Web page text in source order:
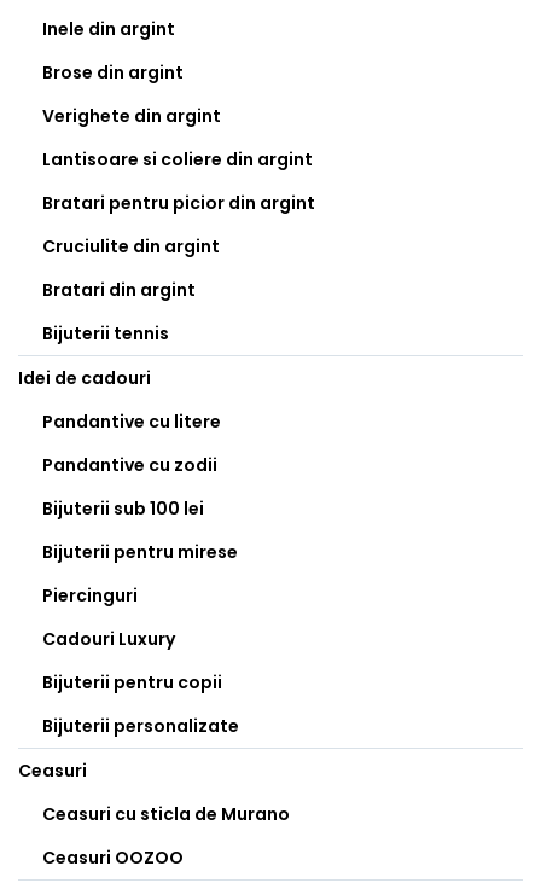
Inele din argint
Brose din argint
Verighete din argint
Lantisoare si coliere din argint
Bratari pentru picior din argint
Cruciulite din argint
Bratari din argint
Bijuterii tennis
Idei de cadouri
Pandantive cu litere
Pandantive cu zodii
Bijuterii sub 100 lei
Bijuterii pentru mirese
Piercinguri
Cadouri Luxury
Bijuterii pentru copii
Bijuterii personalizate
Ceasuri
Ceasuri cu sticla de Murano
Ceasuri OOZOO